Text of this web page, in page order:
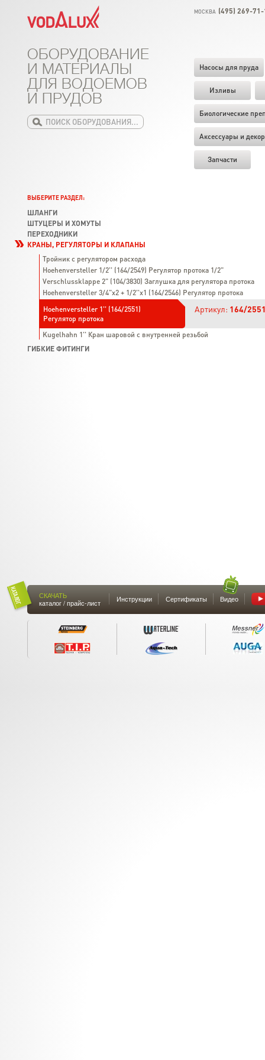
МОСКВА (495) 269-
Насосы для пруда
Изливы
Биологические
Аксессуары и декор
Запчасти
ОБОРУДОВАНИЕ
И МАТЕРИАЛЫ
ДЛЯ ВОДОЕМОВ
И ПРУДОВ
ВЫБЕРИТЕ РАЗДЕЛ:
ШЛАНГИ
ШТУЦЕРЫ И ХОМУТЫ
ПЕРЕХОДНИКИ
КРАНЫ, РЕГУЛЯТОРЫ И КЛАПАНЫ
Тройник с регулятором расхода
Hoehenversteller 1/2'' (164/2549) Регулятор протока 1/2"
Verschlussklappe 2" (104/3830) Заглушка для регулятора протока
Hoehenversteller 3/4"х2 + 1/2''х1 (164/2546) Регулятор протока
Hoehenversteller 1'' (164/2551)
Регулятор протока
Артикул: 164/
Kugelhahn 1'' Кран шаровой с внутренней резьбой
ГИБКИЕ ФИТИНГИ
СКАЧАТЬ
каталог / прайс-лист
Инструкции Сертификаты Видео